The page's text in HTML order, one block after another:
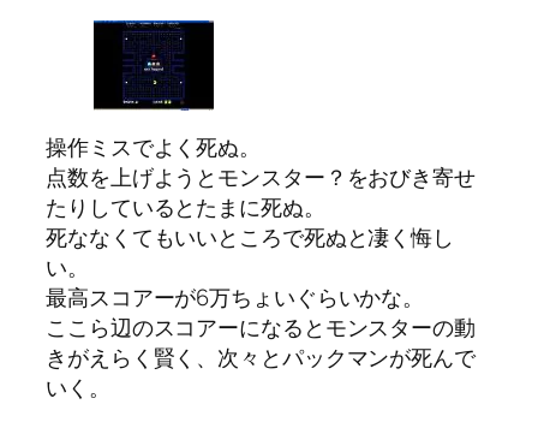
操作ミスでよく死ぬ。
点数を上げようとモンスター？をおびき寄せ
たりしているとたまに死ぬ。
死ななくてもいいところで死ぬと凄く悔し
い。
最高スコアーが6万ちょいぐらいかな。
ここら辺のスコアーになるとモンスターの動
きがえらく賢く、次々とパックマンが死んで
いく。